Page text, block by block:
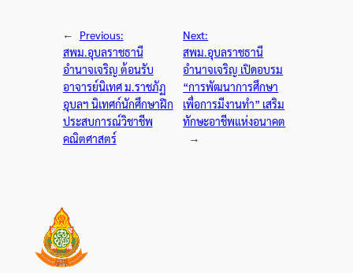
←
Previous:
สพม.อุบลราชธานี
อำนาจเจริญ ต้อนรับ
อาจารย์นิเทศ ม.ราชภัฏ
อุบลฯ นิเทศก์นักศึกษาฝึก
ประสบการณ์วิชาชีพ
คณิตศาสตร์
Next:
สพม.อุบลราชธานี
อำนาจเจริญ เปิดอบรม
“การพัฒนาการศึกษา
เพื่อการมีงานทำ” เสริม
ทักษะอาชีพแห่งอนาคต
→